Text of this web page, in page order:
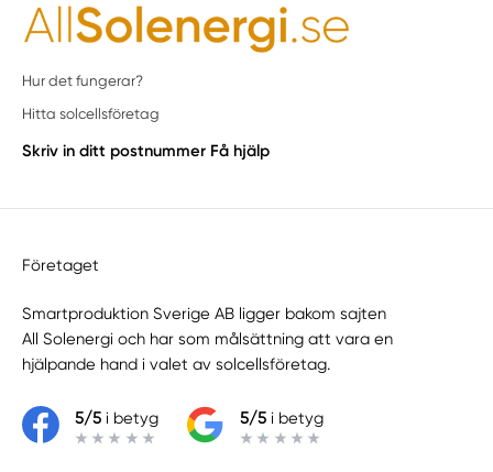
Hur det fungerar?
Hitta solcellsföretag
Skriv in ditt postnummer Få hjälp
Företaget
Smartproduktion Sverige AB ligger bakom sajten
All Solenergi och har som målsättning att vara en
hjälpande hand i valet av solcellsföretag.
5/5i betyg 5/5i betyg